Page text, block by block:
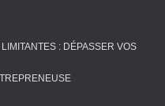
: DÉPASSER VOS